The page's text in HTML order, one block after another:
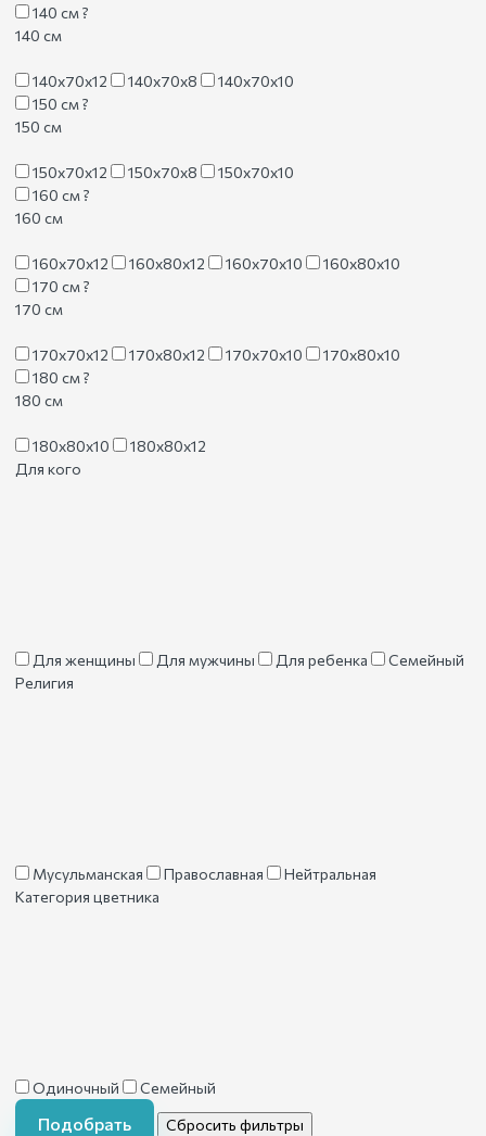
140 см?
140 см
140х70х12 140х70х8
140х70х10
150 см?
150 см
150х70х12 150х70х8
150х70х10
160 см?
160 см
160х70х12 160х80х12 160х70х10
160х80х10
170 см?
170 см
170х70х12 170х80х12 170х70х10
170х80х10
180 см?
180 см
180х80х10
180х80х12
Для кого
Для женщины Для мужчины Для ребенка
Семейный
Религия
Мусульманская Православная
Нейтральная
Категория цветника
Одиночный Семейный
Подобрать Сбросить фильтры